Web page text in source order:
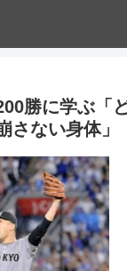
勝に学ぶ「
さない身体」